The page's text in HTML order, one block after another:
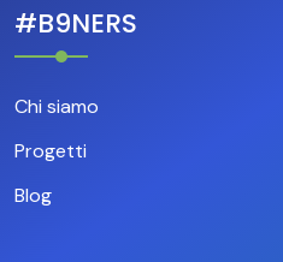
#B9NERS
Chi siamo
Progetti
Blog